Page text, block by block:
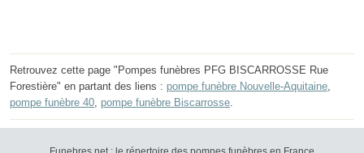
Retrouvez cette page "Pompes funèbres PFG BISCARROSSE Rue
Forestière" en partant des liens : pompe funèbre Nouvelle-Aquitaine,
pompe funèbre 40, pompe funèbre Biscarrosse.